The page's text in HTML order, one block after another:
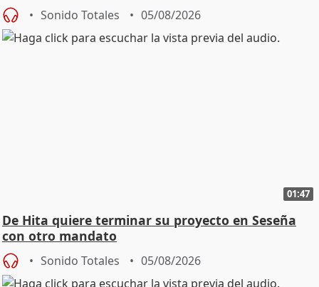
Sonido Totales 05/08/2026
01:47
De Hita quiere terminar su proyecto en Seseña
con otro mandato
Sonido Totales 05/08/2026